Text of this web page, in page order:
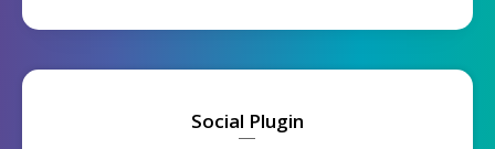
Social Plugin